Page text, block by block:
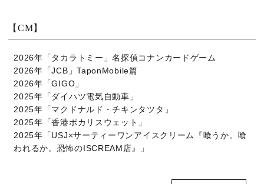
【CM】
2026年「タカラトミー」名探偵コナンカードゲーム
2026年「JCB」TaponMobile篇
2026年「GIGO」
2025年「ダイハツ電気自動車」
2025年「マクドナルド・チキンタツタ」
2025年「香港ポカリスウェット」
2025年「USJ×サーティーワンアイスクリーム『喰うか。喰
われるか。恐怖のISCREAM店』」